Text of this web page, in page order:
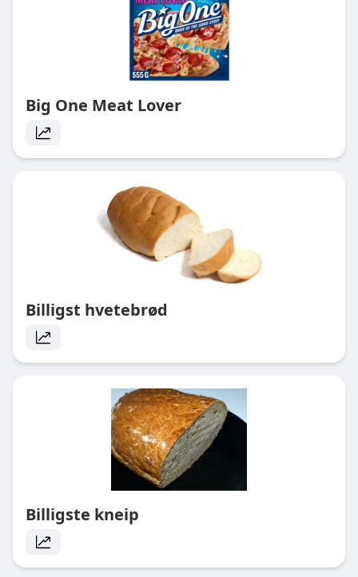
Big One Meat Lover
Billigst hvetebrød
Billigste kneip